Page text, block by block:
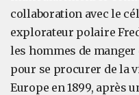
collaboration avec le
explorateur polaire
les hommes de
pour se procurer de la
Europe en 1899, après